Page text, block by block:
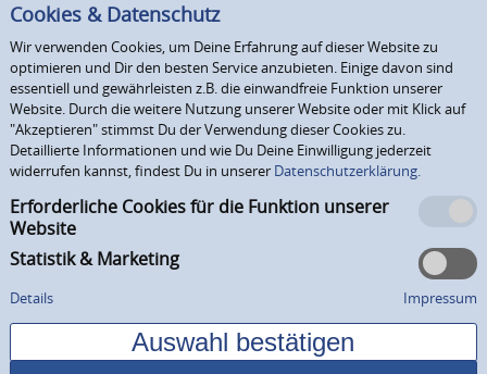
Cookies & Datenschutz
Wir verwenden Cookies, um Deine Erfahrung auf dieser Website zu
optimieren und Dir den besten Service anzubieten. Einige davon sind
essentiell und gewährleisten z.B. die einwandfreie Funktion unserer
Website. Durch die weitere Nutzung unserer Website oder mit Klick auf
"Akzeptieren" stimmst Du der Verwendung dieser Cookies zu.
Detaillierte Informationen und wie Du Deine Einwilligung jederzeit
widerrufen kannst, findest Du in unserer Datenschutzerklärung.
Erforderliche Cookies für die Funktion unserer
Website
Statistik & Marketing
Details Impressum